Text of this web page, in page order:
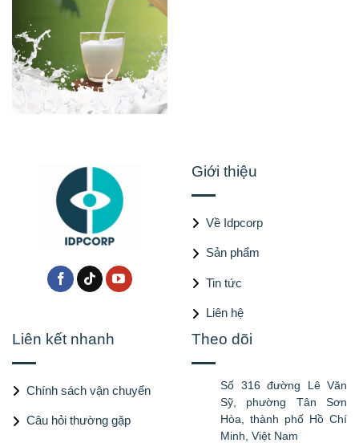
Giới thiệu
Về Idpcorp
Sản phẩm
Tin tức
Liên hệ
Liên kết nhanh
Chính sách vận chuyển
Câu hỏi thường gặp
Theo dõi
Số 316 đường Lê Văn
Sỹ, phường Tân Sơn
Hòa, thành phố Hồ Chí
Minh, Việt Nam